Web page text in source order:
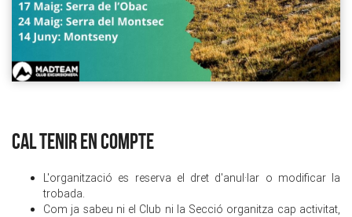
CAL TENIR EN COMPTE
L'organització es reserva el dret d'anul·lar o modificar la
trobada.
Com ja sabeu ni el Club ni la Secció organitza cap activitat,